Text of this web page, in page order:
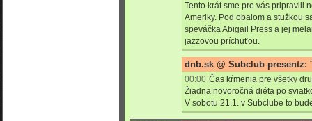
Tento krát sme pre vás pripravili
Ameriky. Pod obalom a stužkou
speváčka Abigail Press a jej
jazzovou príchuťou.
dnb.sk @ Subclub presentz:
00:00 Čas kŕmenia pre všetky
Žiadna novoročná diéta po
V sobotu 21.1. v Subclube to